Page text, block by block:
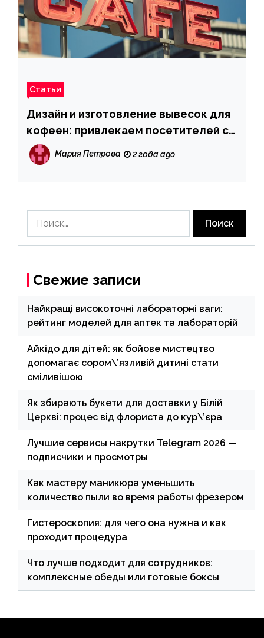
Статьи
Дизайн и изготовление вывесок для
кофеен: привлекаем посетителей с
первого взгляда
Мария Петрова 2 года ago
Свежие записи
Найкращі високоточні лабораторні ваги:
рейтинг моделей для аптек та лабораторій
Айкідо для дітей: як бойове мистецтво
допомагає сором\’язливій дитині стати
сміливішою
Як збирають букети для доставки у Білій
Церкві: процес від флориста до кур\’єра
Лучшие сервисы накрутки Telegram 2026 —
подписчики и просмотры
Как мастеру маникюра уменьшить
количество пыли во время работы фрезером
Гистероскопия: для чего она нужна и как
проходит процедура
Что лучше подходит для сотрудников:
комплексные обеды или готовые боксы